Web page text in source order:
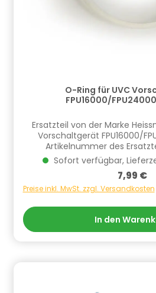
O-Ring für UVC
FPU16000/
Ersatzteil von der Marke
Vorschaltgerät FPU16000/
Artikelnummer des
Informationen zur Produktsicherheit
Verantwortliche Person: CF
GmbH, Bahnhofstraße 68,
info.de@cf.group,
Sofort verfügbar,
Regulärer
7,99 €
Preise inkl. MwSt. zzgl. Versandkosten
In den